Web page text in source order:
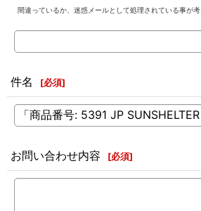
間違っているか、迷惑メールとして処理されている事が考
件名 [必須]
お問い合わせ内容 [必須]